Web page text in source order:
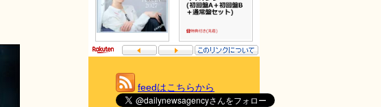
feedはこちらから